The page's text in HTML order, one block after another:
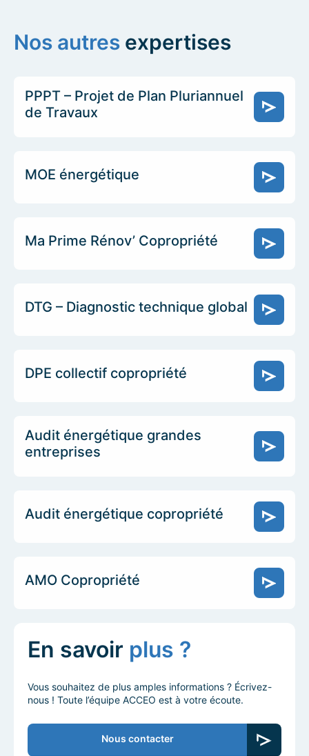
Nos autres expertises
PPPT – Projet de Plan Pluriannuel
de Travaux
MOE énergétique
Ma Prime Rénov’ Copropriété
DTG – Diagnostic technique global
DPE collectif copropriété
Audit énergétique grandes
entreprises
Audit énergétique copropriété
AMO Copropriété
En savoir plus ?
Vous souhaitez de plus amples informations ? Écrivez-
nous ! Toute l’équipe ACCEO est à votre écoute.
Nous contacter